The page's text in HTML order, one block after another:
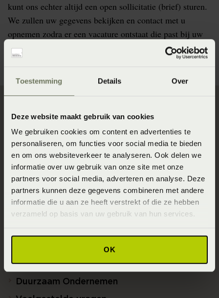
Toestemming Details Over
Deze website maakt gebruik van cookies
We gebruiken cookies om content en advertenties te
personaliseren, om functies voor social media te bieden
en om ons websiteverkeer te analyseren. Ook delen we
informatie over uw gebruik van onze site met onze
partners voor social media, adverteren en analyse. Deze
partners kunnen deze gegevens combineren met andere
informatie die u aan ze heeft verstrekt of die ze hebben
verzameld op basis van uw gebruik van hun services.
OK
kunt ons echter altijd een open sollicitatie (brief) sturen.
We zullen uw gegevens bekijken en contact met u
opnemen zodra er een vacature ontstaat die past bij uw
profiel.
Direct naar
Slaapgedrag Thuismeting
SlaapKwaliteit Score™
Winkels
Assortiment
Ontwerp jouw bed in 3D!
Beddenspecialist Business
Duurzaam Ondernemen